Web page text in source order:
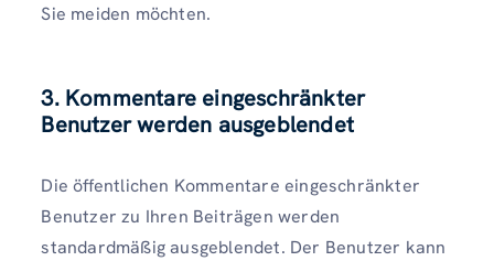
Sie meiden möchten.
3. Kommentare eingeschränkter
Benutzer werden ausgeblendet
Die öffentlichen Kommentare eingeschränkter
Benutzer zu Ihren Beiträgen werden
standardmäßig ausgeblendet. Der Benutzer kann